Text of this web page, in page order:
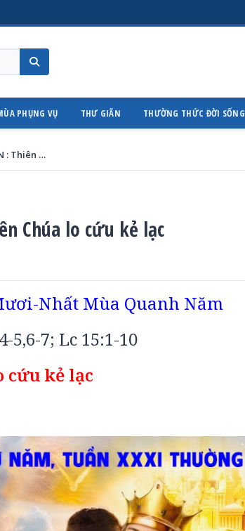
PHỤNG VỤ THƯ GIÃN THƯỜNG THỨC ĐỜI SỐNG
Thứ Năm trong tuần thứ XXXI – TN : Thiên Chúa lo cứu kẻ lạc
Chúa lo cứu kẻ lạc
Nhất Mùa Quanh Năm
5,6-7; Lc 15:1-10
cứu kẻ lạc